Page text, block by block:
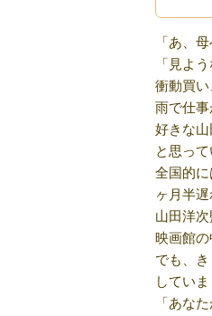
「あ、
「見よう
衝動買い
雨で仕事
好きな
と思って
全国的
ヶ月半
山田洋
映画館
でも、
していま
「あな